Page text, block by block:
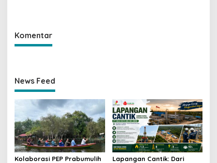
Komentar
News Feed
Kolaborasi PEP Prabumulih
Lapangan Cantik: Dari